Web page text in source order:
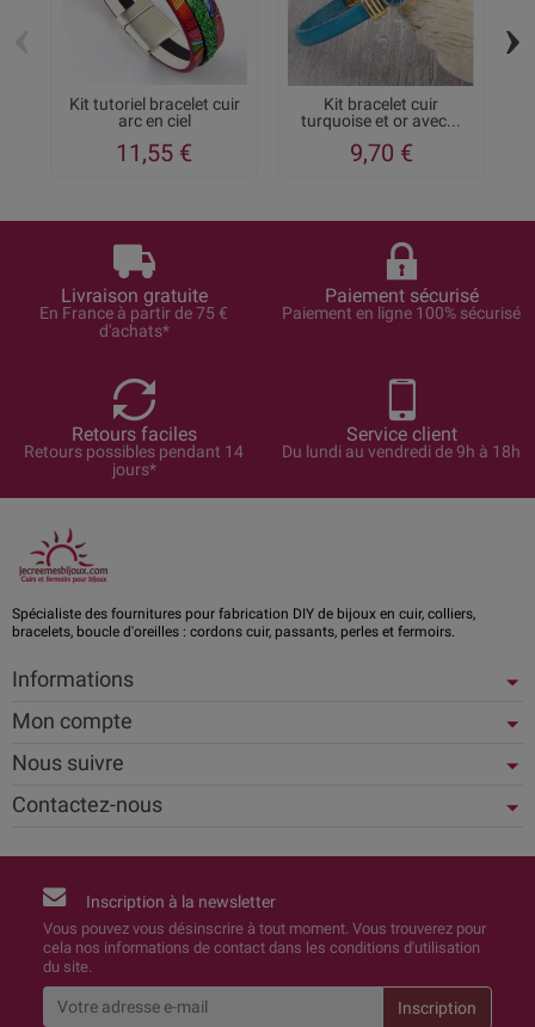
Kit tutoriel bracelet cuir
arc en ciel
11,55 €
Kit bracelet cuir
turquoise et or avec...
9,70 €
›
Livraison gratuite
En France à partir de 75 €
d'achats*
Paiement sécurisé
Paiement en ligne 100% sécurisé
Retours faciles
Retours possibles pendant 14
jours*
Service client
Du lundi au vendredi de 9h à 18h
Spécialiste des fournitures pour fabrication DIY de bijoux en cuir, colliers,
bracelets, boucle d'oreilles : cordons cuir, passants, perles et fermoirs.
Informations
Mon compte
Nous suivre
Contactez-nous
Inscription à la newsletter
Vous pouvez vous désinscrire à tout moment. Vous trouverez pour
cela nos informations de contact dans les conditions d'utilisation
du site.